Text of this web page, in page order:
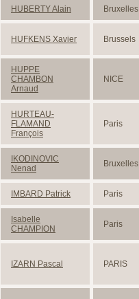
HUBERTY Alain Bruxelles
HUFKENS Xavier Brussels
HUPPE
CHAMBON
Arnaud
NICE
HURTEAU-
FLAMAND
François
Paris
IKODINOVIC
Nenad
Bruxelles
IMBARD Patrick Paris
Isabelle
CHAMPION
Paris
IZARN Pascal PARIS